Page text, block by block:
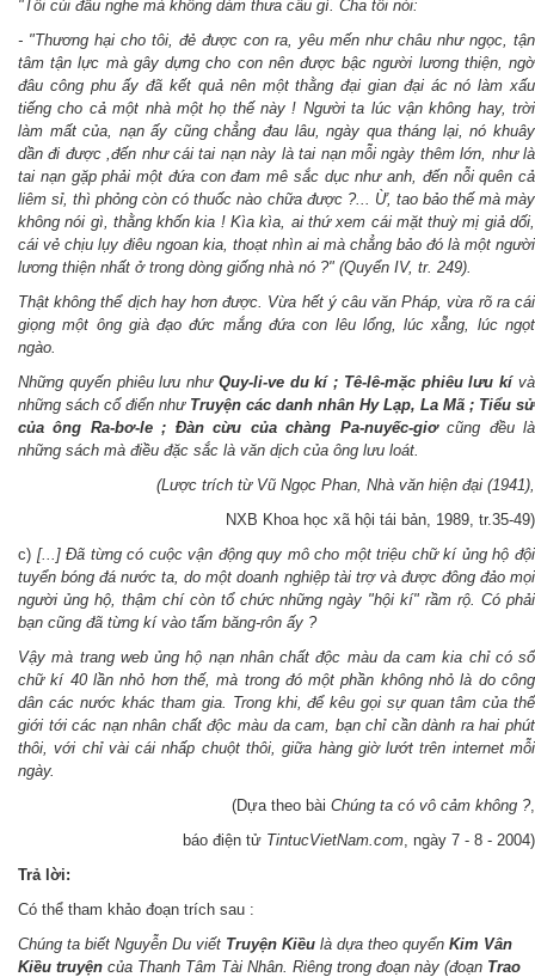
"Tôi cúi đầu nghe mà không dám thưa câu gì. Cha tôi nói:
- "Thương hại cho tôi, đẻ được con ra, yêu mến như châu như ngọc, tận
tâm tận lực mà gây dựng cho con nên được bậc người lương thiện, ngờ
đâu công phu ấy đã kết quả nên một thằng đại gian đại ác nó làm xấu
tiếng cho cả một nhà một họ thế này ! Người ta lúc vận không hay, trời
làm mất của, nạn ấy cũng chẳng đau lâu, ngày qua tháng lại, nó khuây
dần đi được ,đến như cái tai nạn này là tai nạn mỗi ngày thêm lớn, như là
tai nạn gặp phải một đứa con đam mê sắc dục như anh, đến nỗi quên cả
liêm sỉ, thì phỏng còn có thuốc nào chữa được ?... Ừ, tao bảo thế mà mày
không nói gì, thằng khốn kia ! Kìa kìa, ai thứ xem cái mặt thuỳ mị giả dối,
cái vẻ chịu lụy điêu ngoan kia, thoạt nhìn ai mà chẳng bảo đó là một người
lương thiện nhất ở trong dòng giống nhà nó ?" (Quyển IV, tr. 249).
Thật không thể dịch hay hơn được. Vừa hết ý câu văn Pháp, vừa rõ ra cái
giọng một ông già đạo đức mắng đứa con lêu lổng, lúc xẵng, lúc ngọt
ngào.
Những quyến phiêu lưu như Quy-li-ve du kí ; Tê-lê-mặc phiêu lưu kívà
những sách cổ điển như Truyện các danh nhân Hy Lạp, La Mã ; Tiểu sử
của ông Ra-bơ-le ; Đàn cừu của chàng Pa-nuyếc-giơcũng đều là
những sách mà điều đặc sắc là văn dịch của ông lưu loát.
(Lược trích từ Vũ Ngọc Phan, Nhà văn hiện đại (1941),
NXB Khoa học xã hội tái bản, 1989, tr.35-49)
c) [...] Đã từng có cuộc vận động quy mô cho một triệu chữ kí ủng hộ đội
tuyển bóng đá nước ta, do một doanh nghiệp tài trợ và được đông đảo mọi
người ủng hộ, thậm chí còn tổ chức những ngày "hội kí" rầm rộ. Có phải
bạn cũng đã từng kí vào tấm băng-rôn ấy ?
Vậy mà trang web ủng hộ nạn nhân chất độc màu da cam kia chỉ có số
chữ kí 40 lần nhỏ hơn thế, mà trong đó một phần không nhỏ là do công
dân các nước khác tham gia. Trong khi, để kêu gọi sự quan tâm của thế
giới tới các nạn nhân chất độc màu da cam, bạn chỉ cần dành ra hai phút
thôi, với chỉ vài cái nhấp chuột thôi, giữa hàng giờ lướt trên internet mỗi
ngày.
(Dựa theo bài Chúng ta có vô cảm không ?,
báo điện tử TintucVietNam.com, ngày 7 - 8 - 2004)
Trả lời:
Có thể tham khảo đoạn trích sau :
Chúng ta biết Nguyễn Du viết Truyện Kiều là dựa theo quyển Kim Vân
Kiều truyện của Thanh Tâm Tài Nhân. Riêng trong đoạn này (đoạn Trao